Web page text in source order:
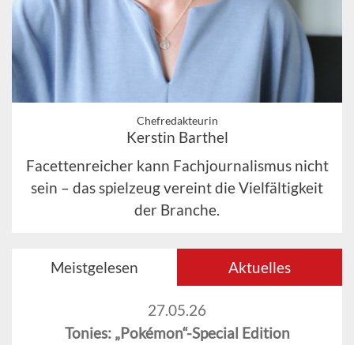
Chefredakteurin
Kerstin Barthel
Facettenreicher kann Fachjournalismus nicht
sein – das spielzeug vereint die Vielfältigkeit
der Branche.
Meistgelesen Aktuelles
27.05.26
Tonies: „Pokémon“-Special Edition